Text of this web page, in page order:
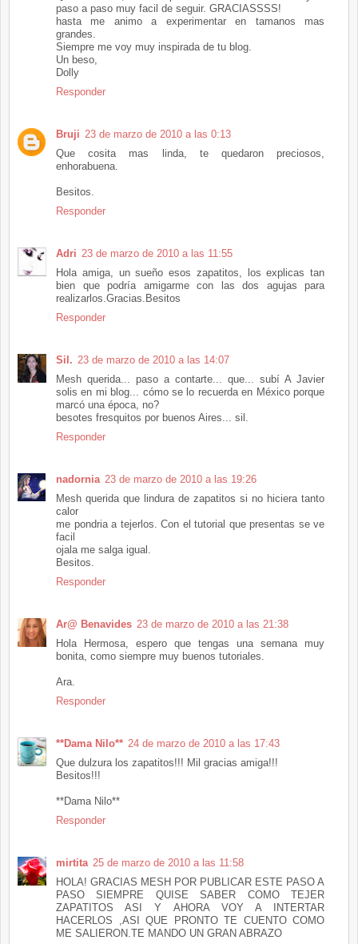
paso a paso muy facil de seguir. GRACIASSSS!
hasta me animo a experimentar en tamanos mas
grandes.
Siempre me voy muy inspirada de tu blog.
Un beso,
Dolly
Responder
Bruji 23 de marzo de 2010 a las 0:13
Que cosita mas linda, te quedaron preciosos,
enhorabuena.
Besitos.
Responder
Adri 23 de marzo de 2010 a las 11:55
Hola amiga, un sueño esos zapatitos, los explicas tan
bien que podría amigarme con las dos agujas para
realizarlos.Gracias.Besitos
Responder
Sil. 23 de marzo de 2010 a las 14:07
Mesh querida... paso a contarte... que... subí A Javier
solis en mi blog... cómo se lo recuerda en México porque
marcó una época, no?
besotes fresquitos por buenos Aires... sil.
Responder
nadornia 23 de marzo de 2010 a las 19:26
Mesh querida que lindura de zapatitos si no hiciera tanto
calor
me pondria a tejerlos. Con el tutorial que presentas se ve
facil
ojala me salga igual.
Besitos.
Responder
Ar@ Benavides 23 de marzo de 2010 a las 21:38
Hola Hermosa, espero que tengas una semana muy
bonita, como siempre muy buenos tutoriales.
Ara.
Responder
**Dama Nilo** 24 de marzo de 2010 a las 17:43
Que dulzura los zapatitos!!! Mil gracias amiga!!!
Besitos!!!
**Dama Nilo**
Responder
mirtita 25 de marzo de 2010 a las 11:58
HOLA! GRACIAS MESH POR PUBLICAR ESTE PASO A
PASO SIEMPRE QUISE SABER COMO TEJER
ZAPATITOS ASI Y AHORA VOY A INTERTAR
HACERLOS ,ASI QUE PRONTO TE CUENTO COMO
ME SALIERON.TE MANDO UN GRAN ABRAZO